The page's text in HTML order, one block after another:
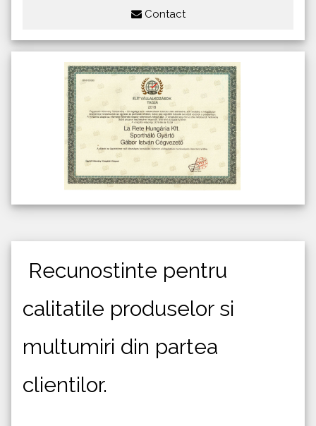
Contact
Recunostinte pentru
calitatile produselor si
multumiri din partea
clientilor.